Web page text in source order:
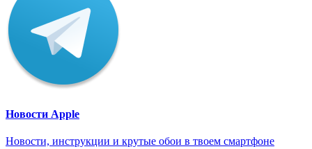
Новости Apple
Новости, инструкции и крутые обои в твоем смартфоне